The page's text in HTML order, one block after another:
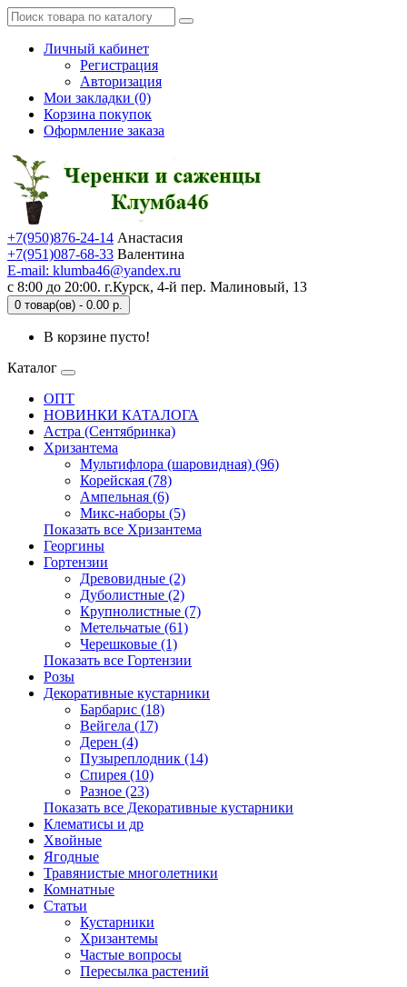
Личный кабинет
Регистрация
Авторизация
Мои закладки (0)
Корзина покупок
Оформление заказа
+7(950)876-24-14 Анастасия
+7(951)087-68-33 Валентина
E-mail: klumba46@yandex.ru
с 8:00 до 20:00. г.Курск, 4-й пер. Малиновый, 13
0 товар(ов) - 0.00 р.
В корзине пусто!
Каталог
ОПТ
НОВИНКИ КАТАЛОГА
Астра (Сентябринка)
Хризантема
Мультифлора (шаровидная) (96)
Корейская (78)
Ампельная (6)
Микс-наборы (5)
Показать все Хризантема
Георгины
Гортензии
Древовидные (2)
Дуболистные (2)
Крупнолистные (7)
Метельчатые (61)
Черешковые (1)
Показать все Гортензии
Розы
Декоративные кустарники
Барбарис (18)
Вейгела (17)
Дерен (4)
Пузыреплодник (14)
Спирея (10)
Разное (23)
Показать все Декоративные кустарники
Клематисы и др
Хвойные
Ягодные
Травянистые многолетники
Комнатные
Статьи
Кустарники
Хризантемы
Частые вопросы
Пересылка растений